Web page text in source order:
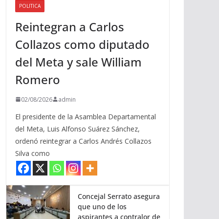
i
b
a
j
o
a
POLITICA
Reintegran a Carlos
Collazos como diputado
del Meta y sale William
Romero
02/08/2026 admin
El presidente de la Asamblea Departamental
del Meta, Luis Alfonso Suárez Sánchez,
ordenó reintegrar a Carlos Andrés Collazos
Silva como
Concejal Serrato asegura
que uno de los
aspirantes a contralor de